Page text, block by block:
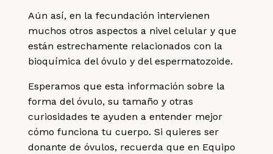
Aún así, en la fecundación intervienen
muchos otros aspectos a nivel celular y que
están estrechamente relacionados con la
bioquímica del óvulo y del espermatozoide.
Esperamos que esta información sobre la
forma del óvulo, su tamaño y otras
curiosidades te ayuden a entender mejor
cómo funciona tu cuerpo. Si quieres ser
donante de óvulos, recuerda que en Equipo